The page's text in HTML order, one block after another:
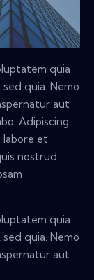
quia
quia. Nemo
aut
Adipiscing
labore et
nostrud
quia
quia. Nemo
aut